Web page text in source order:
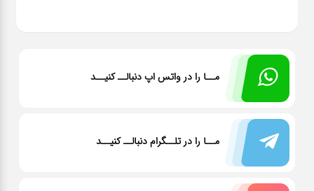
مــا را در واتس اپ دنبالــ کنیــد
مــا را در تلــگرام دنبالــ کنیــد